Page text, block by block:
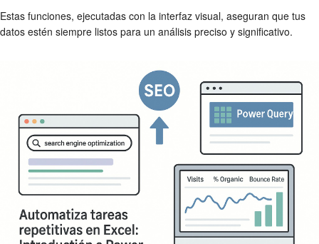
Estas funciones, ejecutadas con la interfaz visual, aseguran que tus
datos estén siempre listos para un análisis preciso y significativo.